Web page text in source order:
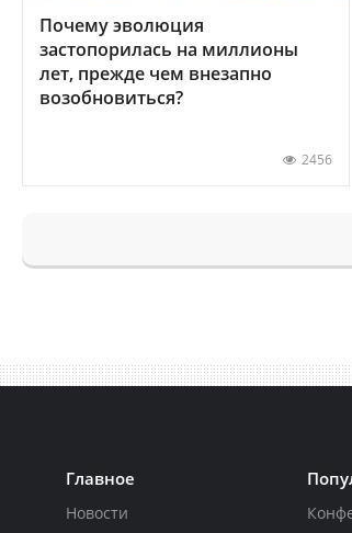
Почему эволюция
застопорилась на миллионы
лет, прежде чем внезапно
возобновиться?
2456
Главное
Новости